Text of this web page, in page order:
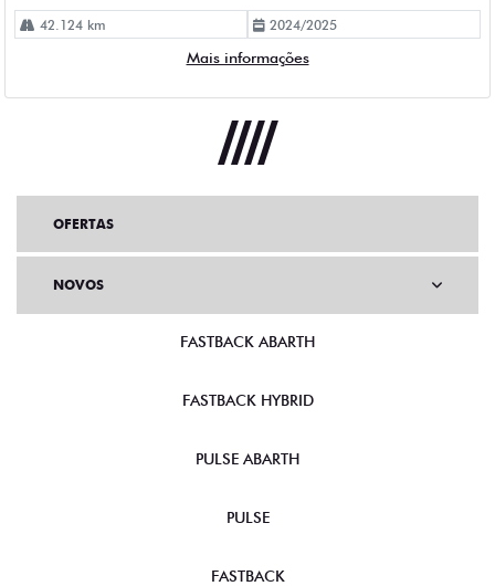
42.124 km 2024/2025
Mais informações
OFERTAS
NOVOS
FASTBACK ABARTH
FASTBACK HYBRID
PULSE ABARTH
PULSE
FASTBACK